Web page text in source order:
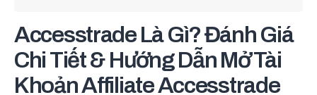
Accesstrade Là Gì? Đánh Giá
Chi Tiết & Hướng Dẫn Mở Tài
Khoản Affiliate Accesstrade